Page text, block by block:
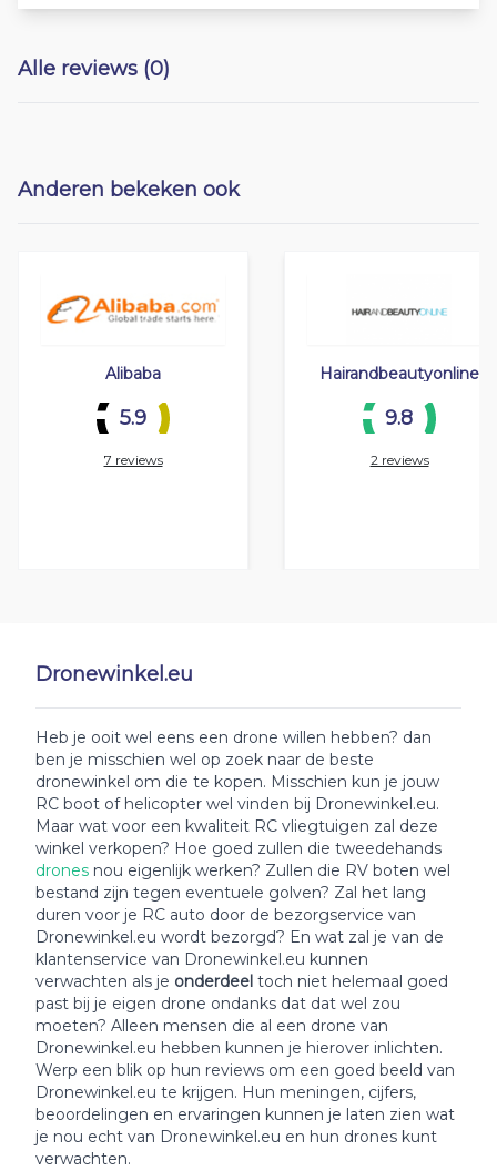
Dronewinkel.eu
Heb je ooit wel eens een drone willen hebben? dan
ben je misschien wel op zoek naar de beste
dronewinkel om die te kopen. Misschien kun je jouw
RC boot of helicopter wel vinden bij Dronewinkel.eu.
Maar wat voor een kwaliteit RC vliegtuigen zal deze
winkel verkopen? Hoe goed zullen die tweedehands
drones nou eigenlijk werken? Zullen die RV boten wel
bestand zijn tegen eventuele golven? Zal het lang
duren voor je RC auto door de bezorgservice van
Dronewinkel.eu wordt bezorgd? En wat zal je van de
klantenservice van Dronewinkel.eu kunnen
verwachten als je onderdeel toch niet helemaal goed
past bij je eigen drone ondanks dat dat wel zou
moeten? Alleen mensen die al een drone van
Dronewinkel.eu hebben kunnen je hierover inlichten.
Werp een blik op hun reviews om een goed beeld van
Dronewinkel.eu te krijgen. Hun meningen, cijfers,
beoordelingen en ervaringen kunnen je laten zien wat
je nou echt van Dronewinkel.eu en hun drones kunt
verwachten.
Alle reviews (0)
Anderen bekeken ook
Alibaba
5.9
7 reviews
Hairandbeautyonline
9.8
2 reviews